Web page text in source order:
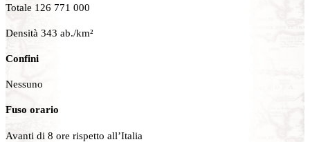
Totale 126 771 000
Densità 343 ab./km²
Confini
Nessuno
Fuso orario
Avanti di 8 ore rispetto all’Italia